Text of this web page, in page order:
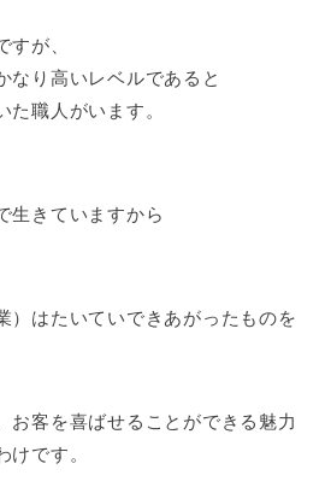
すが、
なり高いレベルであると
た職人がいます。
生きていますから
）はたいていできあがったものを
お客を喜ばせることができる魅力
けです。